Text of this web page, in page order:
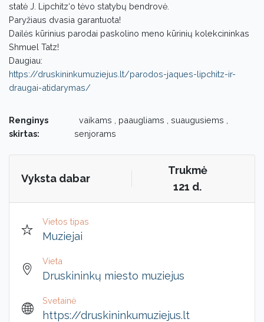
statė J. Lipchitz‘o tėvo statybų bendrovė.
Paryžiaus dvasia garantuota!
Dailės kūrinius parodai paskolino meno kūrinių kolekcininkas
Shmuel Tatz!
Daugiau:
https://druskininkumuziejus.lt/parodos-jaques-lipchitz-ir-
draugai-atidarymas/
Renginys
skirtas:
vaikams , paaugliams , suaugusiems ,
senjorams
Vyksta dabar
Trukmė
121 d.
Vietos tipas
Muziejai
Vieta
Druskininkų miesto muziejus
Svetainė
https://druskininkumuziejus.lt